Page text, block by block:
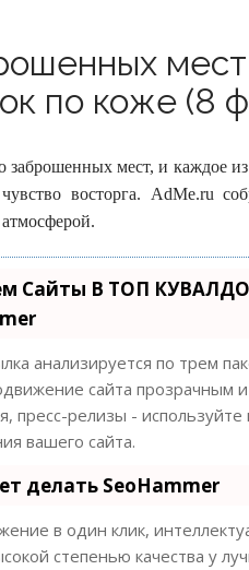
по коже (8
заброшенных мест, и каждое
восторга. AdMe.ru
Сайты В ТОП
анализируется по трем
сайта прозрачным
пресс-релизы -
вашего сайта.
делать SeoHammer
в один клик,
степенью качества у